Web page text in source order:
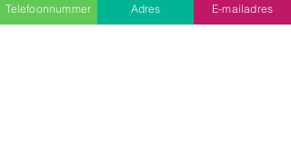
Telefoonnummer Adres E-mailadres